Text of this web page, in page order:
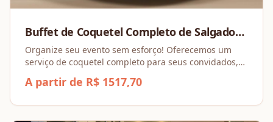
Buffet de Coquetel Completo de Salgados
Feitos na Hora!
Organize seu evento sem esforço! Oferecemos um
serviço de coquetel completo para seus convidados,
assados na hora. Inclui bebidas e equipe.
A partir de R$ 1517,70